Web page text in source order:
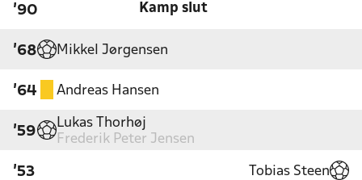
'90 Kamp slut
'68 Mikkel Jørgensen
'64 Andreas Hansen
'59
Lukas Thorhøj
Frederik Peter Jensen
'53 Tobias Steen